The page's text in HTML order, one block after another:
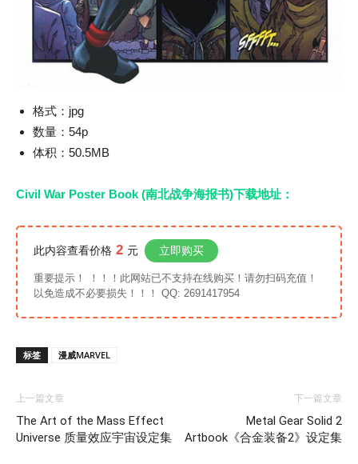
格式：jpg
数量：54p
体积：50.5MB
Civil War Poster Book (南北战争海报书)下载地址：
此内容查看价格 2 元 立即购买
重要提示！ ！！！此网站已不支持在线购买！请勿扫码充值！
以免造成不必要损失！！！ QQ: 2691417954
标签 漫威MARVEL
上一篇文章
The Art of the Mass Effect
Universe 质量效应宇宙设定集
下一篇文章
Metal Gear Solid 2
Artbook《合金装备2》设定集